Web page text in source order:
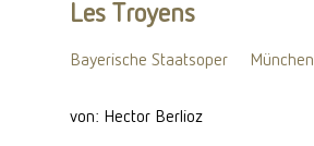
Les Troyens
Bayerische Staatsoper München
von: Hector Berlioz